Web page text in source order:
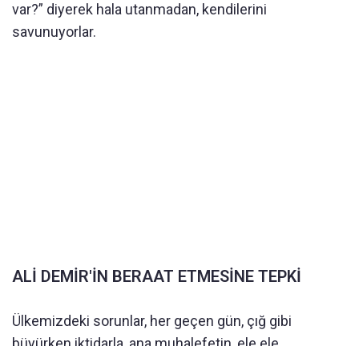
var?” diyerek hala utanmadan, kendilerini
savunuyorlar.
ALİ DEMİR'İN BERAAT ETMESİNE TEPKİ
Ülkemizdeki sorunlar, her geçen gün, çığ gibi